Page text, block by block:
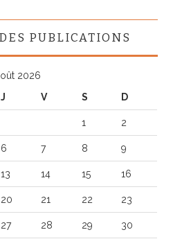
PUBLICATIONS
2026
J V S D
1 2
6 7 8 9
13 14 15 16
20 21 22 23
27 28 29 30